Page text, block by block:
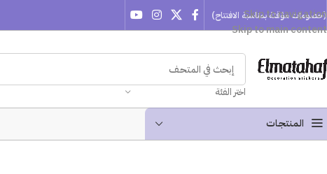
Skip to navigation
Skip to main content
(خصومات مؤقتة بمناسبة الافتتاح)
اختر الفئة
المنتجـات